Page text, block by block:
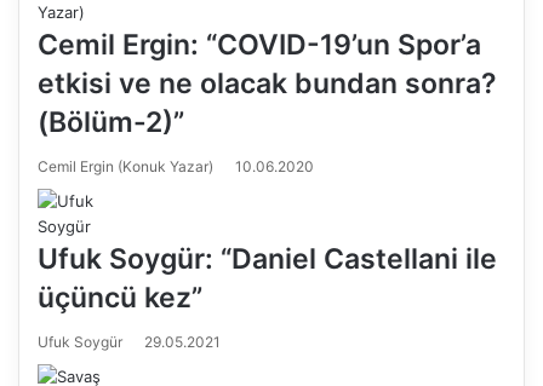
Cemil Ergin: “COVID-19’un Spor’a
etkisi ve ne olacak bundan sonra?
(Bölüm-2)”
Cemil Ergin (Konuk Yazar) 10.06.2020
Ufuk Soygür: “Daniel Castellani ile
üçüncü kez”
Ufuk Soygür 29.05.2021